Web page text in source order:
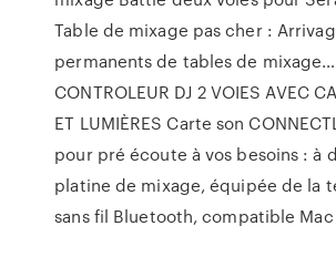
Table de mixage pas cher :
permanents de tables de
CONTROLEUR DJ 2 VOIES AVEC
ET LUMIÈRES Carte son
pour pré écoute à vos besoins : à
platine de mixage, équipée de la
sans fil Bluetooth, compatible